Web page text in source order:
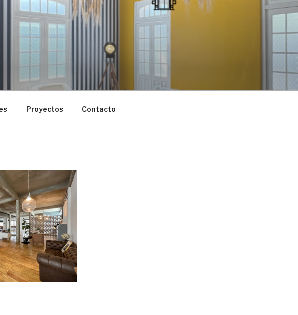
Proyectos Contacto